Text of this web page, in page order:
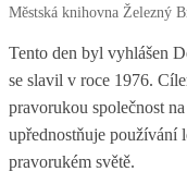
Městská knihovna Železný
Tento den byl vyhlášen
se slavil v roce 1976.
pravorukou společnost
upřednostňuje používání
pravorukém světě.